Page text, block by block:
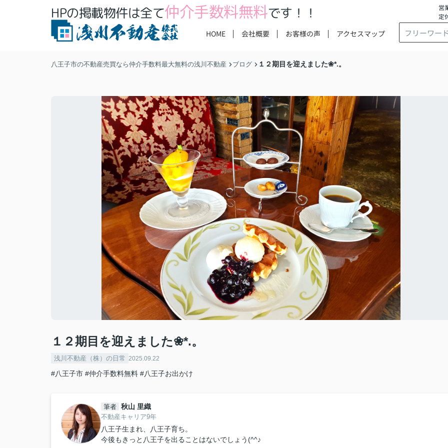
HPの掲載物件は全て仲介手数料無料です！！
営
定
HOME 会社概要 お客様の声 アクセスマップ
八王子市の不動産売買なら仲介手数料最大無料の浅川不動産 ブログ １２期目を迎えました❀*.。
１２期目を迎えました❀*.。
浅川不動産（株）の日常 2025.09.22
#八王子市 #仲介手数料無料 #八王子お出かけ
筆者 秋山 里織
不動産キャリア9年
八王子生まれ、八王子育ち。
今後もきっと八王子を出ることはないでしょう(^^♪